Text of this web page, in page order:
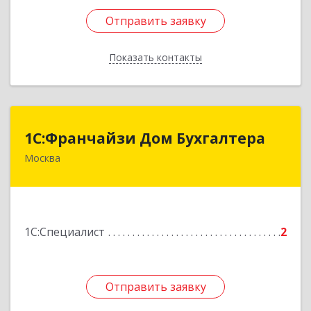
Отправить заявку
Показать контакты
Отправить заявку
Назад
1C:Франчайзи Дом Бухгалтера
Москва
1С:Специалист 2
Отправить заявку
1C:Франчайзи Дом Бухгалтера
125310, Москва г, Пятницкое ш, домовладение
Отправить заявку